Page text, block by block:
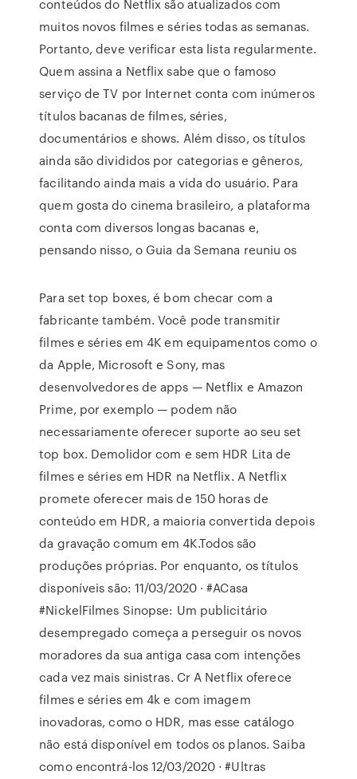
conteúdos do Netflix são atualizados com
muitos novos filmes e séries todas as semanas.
Portanto, deve verificar esta lista regularmente.
Quem assina a Netflix sabe que o famoso
serviço de TV por Internet conta com inúmeros
títulos bacanas de filmes, séries,
documentários e shows. Além disso, os títulos
ainda são divididos por categorias e gêneros,
facilitando ainda mais a vida do usuário. Para
quem gosta do cinema brasileiro, a plataforma
conta com diversos longas bacanas e,
pensando nisso, o Guia da Semana reuniu os
Para set top boxes, é bom checar com a
fabricante também. Você pode transmitir
filmes e séries em 4K em equipamentos como o
da Apple, Microsoft e Sony, mas
desenvolvedores de apps — Netflix e Amazon
Prime, por exemplo — podem não
necessariamente oferecer suporte ao seu set
top box. Demolidor com e sem HDR Lita de
filmes e séries em HDR na Netflix. A Netflix
promete oferecer mais de 150 horas de
conteúdo em HDR, a maioria convertida depois
da gravação comum em 4K.Todos são
produções próprias. Por enquanto, os títulos
disponíveis são: 11/03/2020 · #ACasa
#NickelFilmes Sinopse: Um publicitário
desempregado começa a perseguir os novos
moradores da sua antiga casa com intenções
cada vez mais sinistras. Cr A Netflix oferece
filmes e séries em 4k e com imagem
inovadoras, como o HDR, mas esse catálogo
não está disponível em todos os planos. Saiba
como encontrá-los 12/03/2020 · #Ultras